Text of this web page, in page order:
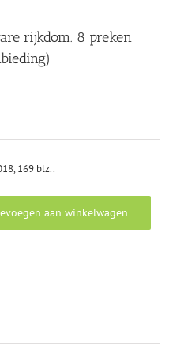
rijkdom. 8 preken
169 blz..
aan winkelwagen